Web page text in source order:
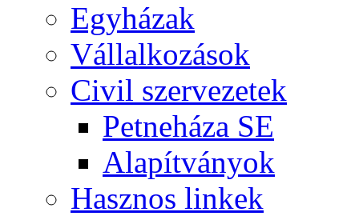
Egyházak
Vállalkozások
Civil szervezetek
Petneháza SE
Alapítványok
Hasznos linkek